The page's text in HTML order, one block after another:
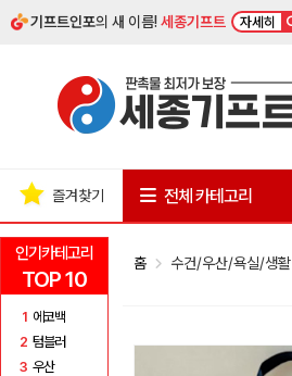
기프트인포의 새 이름!세종기프트 자세히
인기카테고리
TOP 10
1 에코백
2 텀블러
3 우산
즐겨찾기 전체 카테고리
홈 수건/우산/욕실/생활